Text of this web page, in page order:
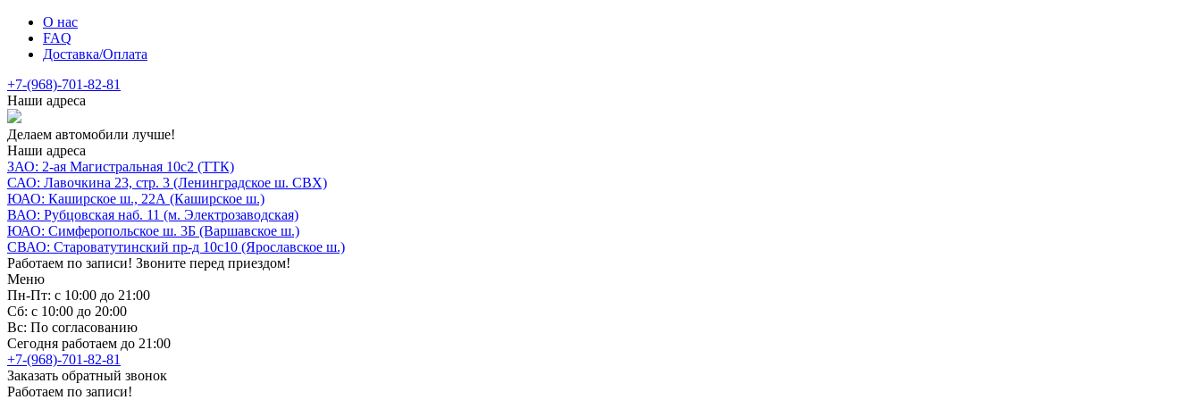
О нас
FAQ
Доставка/Оплата
+7-(968)-701-82-81
Наши адреса
Делаем автомобили лучше!
Наши адреса
ЗАО: 2-ая Магистральная 10с2 (ТТК)
САО: Лавочкина 23, стр. 3 (Ленинградское ш. СВХ)
ЮАО: Каширское ш., 22А (Каширское ш.)
ВАО: Рубцовская наб. 11 (м. Электрозаводская)
ЮАО: Симферопольское ш. 3Б (Варшавское ш.)
СВАО: Староватутинский пр-д 10с10 (Ярославское ш.)
Работаем по записи! Звоните перед приездом!
Меню
Пн-Пт: с 10:00 до 21:00
Сб: с 10:00 до 20:00
Вс: По согласованию
Сегодня работаем до 21:00
+7-(968)-701-82-81
Заказать обратный звонок
Работаем по записи!